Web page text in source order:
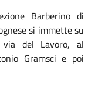
Barberino di
si immette su
del Lavoro, al
Gramsci e poi